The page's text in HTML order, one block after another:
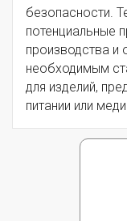
безопасности.
потенциальные
производства и
необходимым
для изделий,
питании или